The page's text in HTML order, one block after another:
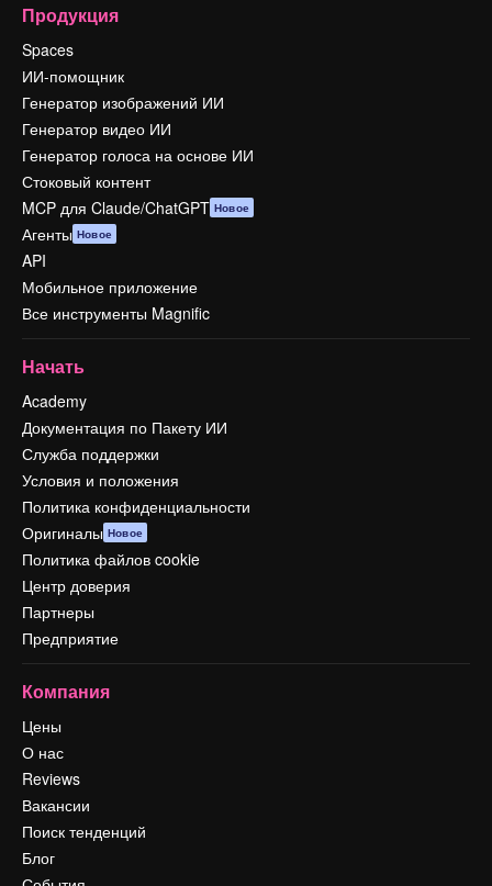
Продукция
Spaces
ИИ-помощник
Генератор изображений ИИ
Генератор видео ИИ
Генератор голоса на основе ИИ
Стоковый контент
MCP для Claude/ChatGPT Новое
Агенты Новое
API
Мобильное приложение
Все инструменты Magnific
Начать
Academy
Документация по Пакету ИИ
Служба поддержки
Условия и положения
Политика конфиденциальности
Оригиналы Новое
Политика файлов cookie
Центр доверия
Партнеры
Предприятие
Компания
Цены
О нас
Reviews
Вакансии
Поиск тенденций
Блог